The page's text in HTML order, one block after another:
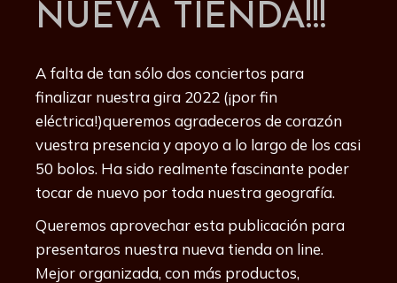
NUEVA TIENDA!!!
A falta de tan sólo dos conciertos para
finalizar nuestra gira 2022 (¡por fin
eléctrica!)queremos agradeceros de corazón
vuestra presencia y apoyo a lo largo de los casi
50 bolos. Ha sido realmente fascinante poder
tocar de nuevo por toda nuestra geografía.
Queremos aprovechar esta publicación para
presentaros nuestra nueva tienda on line.
Mejor organizada, con más productos,